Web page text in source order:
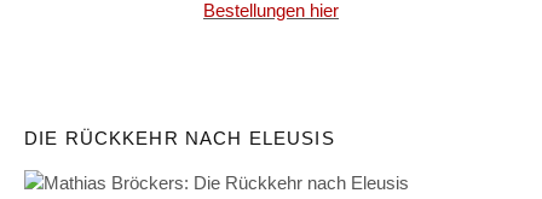
Bestellungen hier
DIE RÜCKKEHR NACH ELEUSIS